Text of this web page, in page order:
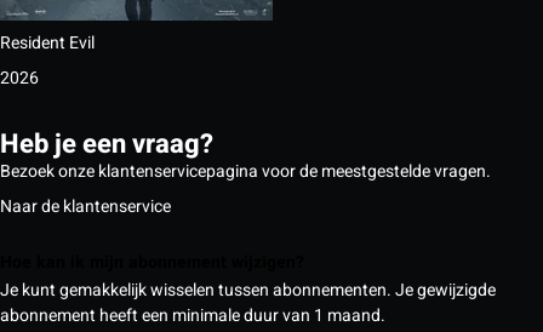
Resident Evil
2026
Heb je een vraag?
Bezoek onze klantenservicepagina voor de meestgestelde vragen.
Naar de klantenservice
Je kunt gemakkelijk wisselen tussen abonnementen. Je gewijzigde
abonnement heeft een minimale duur van 1 maand.